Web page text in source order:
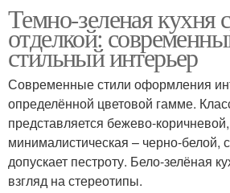
Темно-зеленая кухня
отделкой:
стильный интерьер
Современные стили оформления
определённой цветовой гамме.
представляется бежево-коричневой,
минималистическая – черно-белой,
допускает пестроту. Бело-зелёная
взгляд на стереотипы.